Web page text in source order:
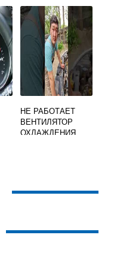
НЕ РАБОТАЕТ
ВЕНТИЛЯТОР
ОХЛАЖДЕНИЯ